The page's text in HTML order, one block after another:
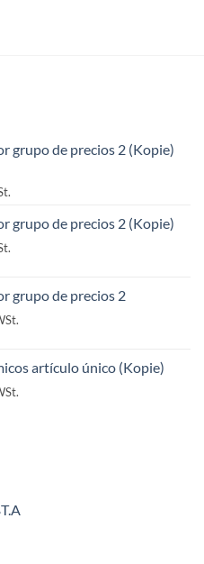
grupo de precios 2 (Kopie)
grupo de precios 2 (Kopie)
grupo de precios 2
artículo único (Kopie)